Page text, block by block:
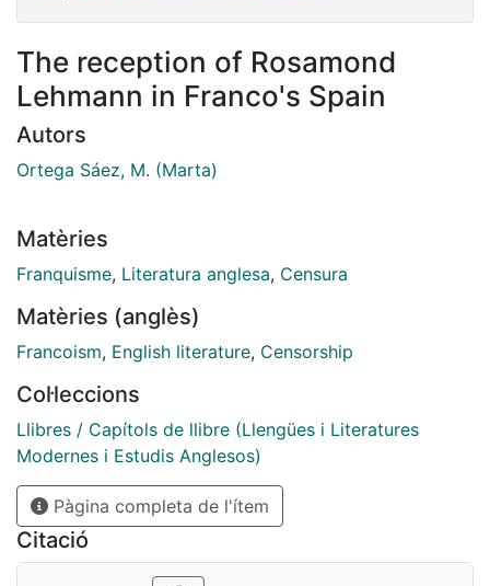
The reception of Rosamond
Lehmann in Franco's Spain
Autors
Ortega Sáez, M. (Marta)
Matèries
Franquisme, Literatura anglesa, Censura
Matèries (anglès)
Francoism, English literature, Censorship
Col·leccions
Llibres / Capítols de llibre (Llengües i Literatures
Modernes i Estudis Anglesos)
Pàgina completa de l'ítem
Citació